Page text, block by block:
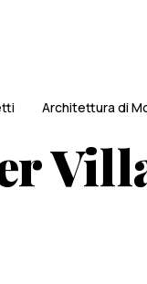
Architettura di